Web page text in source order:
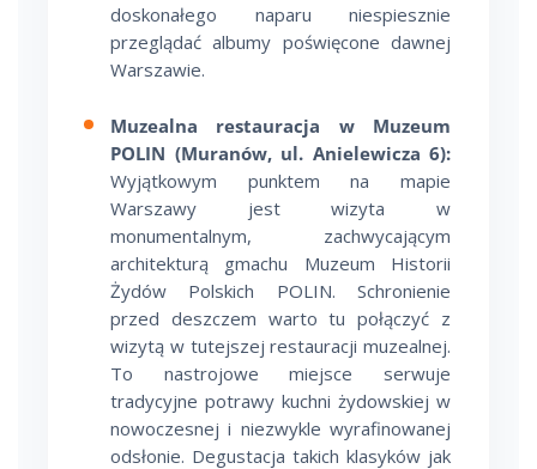
doskonałego naparu niespiesznie
przeglądać albumy poświęcone dawnej
Warszawie.
Muzealna restauracja w Muzeum
POLIN (Muranów, ul. Anielewicza 6):
Wyjątkowym punktem na mapie
Warszawy jest wizyta w
monumentalnym, zachwycającym
architekturą gmachu Muzeum Historii
Żydów Polskich POLIN. Schronienie
przed deszczem warto tu połączyć z
wizytą w tutejszej restauracji muzealnej.
To nastrojowe miejsce serwuje
tradycyjne potrawy kuchni żydowskiej w
nowoczesnej i niezwykle wyrafinowanej
odsłonie. Degustacja takich klasyków jak